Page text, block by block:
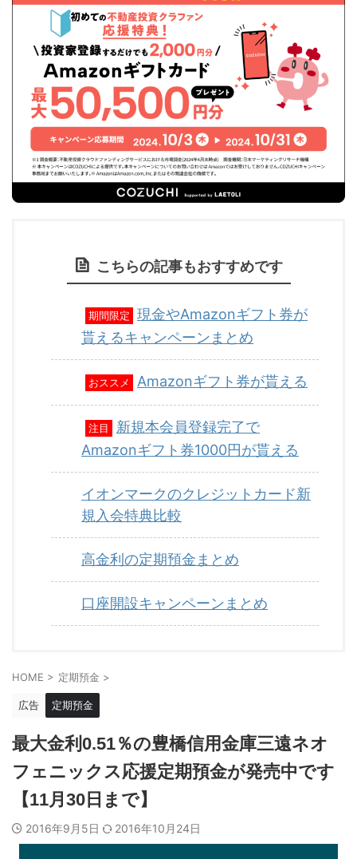
こちらの記事もおすすめです
期間限定
現金やAmazonギフト券が
貰えるキャンペーンまとめ
おススメ Amazonギフト券が貰える
注目
新規本会員登録完了で
Amazonギフト券1000円が貰える
イオンマークのクレジットカード新
規入会特典比較
高金利の定期預金まとめ
口座開設キャンペーンまとめ
HOME > 定期預金 >
広告 定期預金
最大金利0.51％の豊橋信用金庫三遠ネオ
フェニックス応援定期預金が発売中です
【11月30日まで】
2016年9月5日 2016年10月24日